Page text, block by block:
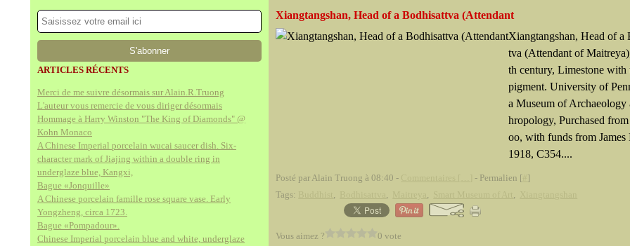
ARTICLES RÉCENTS
Merci de me suivre désormais sur Alain.R.Truong
L'auteur vous remercie de vous diriger désormais
Hommage à Harry Winston "The King of Diamonds" @
Kohn Monaco
A Chinese Imperial porcelain wucai saucer dish. Six-
character mark of Jiajing within a double ring in
underglaze blue, Kangxi,
Bague «Jonquille»
A Chinese porcelain famille rose square vase. Early
Yongzheng, circa 1723.
Bague «Pompadour».
Chinese Imperial porcelain blue and white, underglaze
Xiangtangshan, Head of a Bodhisattva (Attendant
Xiangtangshan, Head of a
tva (Attendant of
th century, Limestone with
pigment. University of
a Museum of Archaeology
hropology, Purchased
oo, with funds from James
1918, C354....
Posté par Alain Truong à 08:40 - - Permalien [ ]
Tags:
, , , ,
Vous aimez ? 0 vote